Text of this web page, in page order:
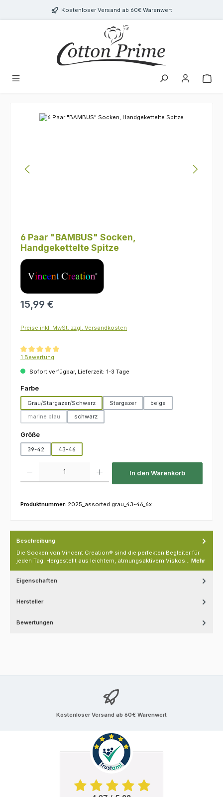
Zum Hauptinhalt springenKostenloser Versand ab 60€ Warenwert
Bildergalerie überspringen
6 Paar "BAMBUS" Socken,
Handgekettelte Spitze
Regulärer Preis:
15,99 €
Preise inkl. MwSt. zzgl. Versandkosten
Durchschnittliche Bewertung von 5 von 5 Sternen
1 Bewertung
Sofort verfügbar, Lieferzeit: 1-3 Tage
Farbeauswählen
Grau/Stargazer/Schwarz Stargazer
beige
marine blau
schwarz
Größeauswählen
39-42 43-46
In den Warenkorb
Produktnummer: 2025_assorted grau_43-46_6x
Beschreibung
Die Socken von Vincent Creation® sind die perfekten Begleiter für
jeden Tag. Hergestellt aus leichtem, atmungsaktivem Viskos… Mehr
Eigenschaften
Hersteller
Bewertungen
Kostenloser Versand ab 60€ Warenwert